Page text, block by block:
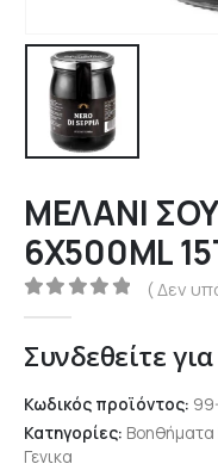
ΜΕΛΑΝΙ
6Χ500ML
0out of 5
( Δεν
Συνδεθείτε
Κωδικός προϊόντος:
Κατηγορίες: Βοηθήματα
Γενικα